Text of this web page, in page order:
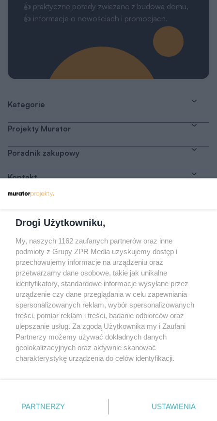
👍 praktyczne porady związane z budową domu,
👍 informacje o nowościach i promocjach.
Kategorie
Projekty Murator
Poradnik zakupowy
Kontakt
Odwiedź grupę na Facebooku
Gdybym budował drugi raz - mądry Polak
przed budową
Forum Muratora
Drogi Użytkowniku,
My, naszych 1162 zaufanych partnerów oraz inne
podmioty z Grupy ZPR Media uzyskujemy dostęp i
przechowujemy informacje na urządzeniu oraz
przetwarzamy dane osobowe, takie jak unikalne
identyfikatory, standardowe informacje wysyłane przez
urządzenie czy dane przeglądania w celu zapewniania
spersonalizowanych reklam, wybór spersonalizowanych
treści, pomiar reklam i treści, badanie odbiorców oraz
ulepszanie usług. Za zgodą Użytkownika my i Zaufani
Partnerzy możemy używać dokładnych danych
geolokalizacyjnych oraz aktywnie skanować
charakterystykę urządzenia do celów identyfikacji.
zmienić/wycofać klikając przycisk ustawień prywatności
znajdujący się w lewym dolnym rogu strony
PARTNERZY USTAWIENIA